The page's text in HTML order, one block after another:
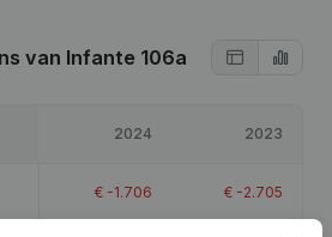
van Infante 106a
2024 2023
€ -1.706 € -2.705